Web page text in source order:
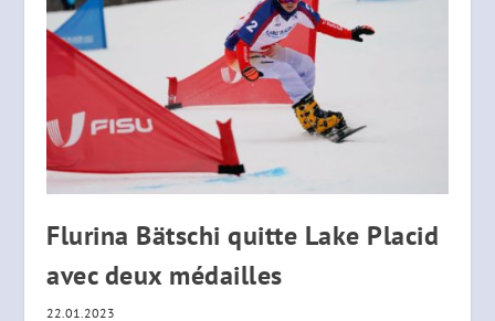
Flurina Bätschi quitte Lake Placid
avec deux médailles
22.01.2023